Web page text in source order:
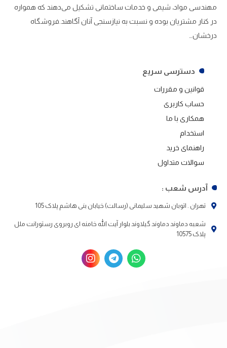
مهندسی مواد، شیمی و خدمات ساختمانی تشکیل می‌دهند که همواره
در کنار مشتریان بوده و نسبت به نیازسنجی آنان آگاهند.فروشگاه
درخشان…
دسترسی سریع
قوانین و مقررات
حساب کاربری
همکاری با ما
استخدام
راهنمای خرید
سوالات متداول
آدرس شعب :
تهران . اتوبان شهید سلیمانی (رسالت) خیابان بنی هاشم پلاک 105
شعبه دماوند دماوند گیلاوند بلوار آیت الله خامنه ای روبروی رستورانت ملل
پلاک 10575